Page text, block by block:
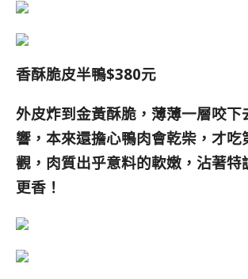
香酥脆皮半鴨$380元
外皮炸到金黃酥脆，薄薄一層咬下
響，本來還擔心鴨肉會乾柴，才吃
觀，肉質出乎意料的軟嫩，沾著特
更香！